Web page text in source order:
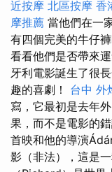
近按摩 北區按摩 香
摩推薦 當他們在一
有四個完美的牛仔
看看他們是否帶來
牙利電影誕生了很
趣的喜劇！ 台中 外
寫，它最初是去年
果，而不是電影的錯
首映和他的導演
影（非法），這是